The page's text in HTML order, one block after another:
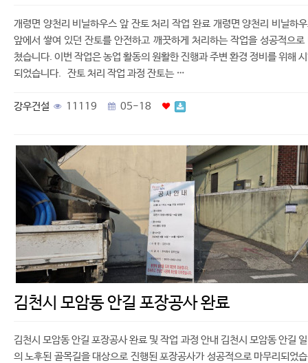
개령면 양천리 비닐하우스 앞 잔토 처리 작업 완료 개령면 양천리 비닐하
앞에서 쌓여 있던 잔토를 안전하고 깨끗하게 처리하는 작업을 성공적으로
쳤습니다. 이번 작업은 농업 활동의 원활한 진행과 주변 환경 정비를 위해
되었습니다. 잔토 처리 작업 과정 잔토는 …
강우건설 11119 05-18
김천시 모암동 안길 포장공사 완료
김천시 모암동 안길 포장공사 완료 및 작업 과정 안내 김천시 모암동 안길
의 노후된 골목길을 대상으로 진행된 포장공사가 성공적으로 마무리되었